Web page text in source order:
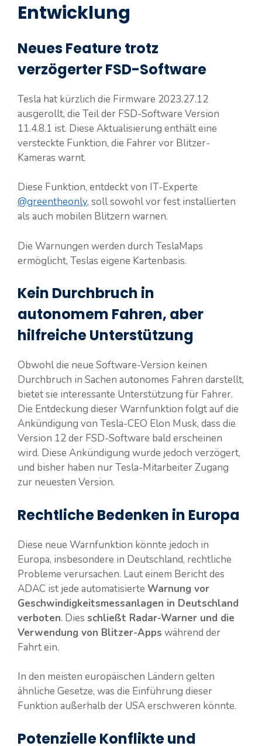
Entwicklung
Neues Feature trotz
verzögerter FSD-Software
Tesla hat kürzlich die Firmware 2023.27.12
ausgerollt, die Teil der FSD-Software Version
11.4.8.1 ist. Diese Aktualisierung enthält eine
versteckte Funktion, die Fahrer vor Blitzer-
Kameras warnt.
Diese Funktion, entdeckt von IT-Experte
@greentheonly, soll sowohl vor fest installierten
als auch mobilen Blitzern warnen.
Die Warnungen werden durch TeslaMaps
ermöglicht, Teslas eigene Kartenbasis.
Kein Durchbruch in
autonomem Fahren, aber
hilfreiche Unterstützung
Obwohl die neue Software-Version keinen
Durchbruch in Sachen autonomes Fahren darstellt,
bietet sie interessante Unterstützung für Fahrer.
Die Entdeckung dieser Warnfunktion folgt auf die
Ankündigung von Tesla-CEO Elon Musk, dass die
Version 12 der FSD-Software bald erscheinen
wird. Diese Ankündigung wurde jedoch verzögert,
und bisher haben nur Tesla-Mitarbeiter Zugang
zur neuesten Version.
Rechtliche Bedenken in Europa
Diese neue Warnfunktion könnte jedoch in
Europa, insbesondere in Deutschland, rechtliche
Probleme verursachen. Laut einem Bericht des
ADAC ist jede automatisierte Warnung vor
Geschwindigkeitsmessanlagen in Deutschland
verboten. Dies schließt Radar-Warner und die
Verwendung von Blitzer-Apps während der
Fahrt ein.
In den meisten europäischen Ländern gelten
ähnliche Gesetze, was die Einführung dieser
Funktion außerhalb der USA erschweren könnte.
Potenzielle Konflikte und